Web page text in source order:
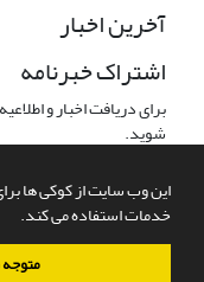
این وب سایت از کوکی ها
خدمات استفاده می کند.
آخرین اخبار
اشتراک خبرنامه
برای دریافت اخبار و
شوید.